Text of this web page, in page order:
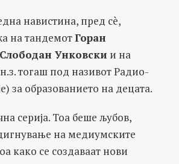
навистина, пред сè,
на тандемотГоран
Слободан Унковски и на
тогаш под називот Радио-
за образованието на децата.
серија. Тоа беше љубов,
на медиумските
како се создаваат нови